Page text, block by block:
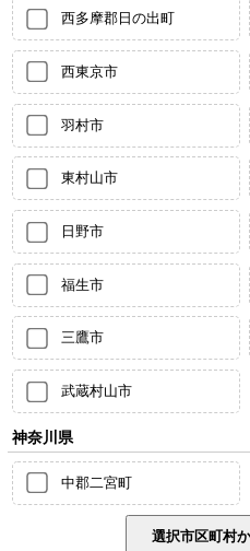
西多摩郡日の出町
西東京市
羽村市
東村山市
日野市
福生市
三鷹市
武蔵村山市
神奈川県
中郡二宮町